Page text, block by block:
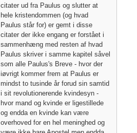
citater ud fra Paulus og slutter at
hele kristendommen (og hvad
Paulus står for) er gemt i disse
citater der ikke engang er forstået i
sammenhæng med resten af hvad
Paulus skriver i samme kapitel såvel
som alle Paulus's Breve - hvor der
iøvrigt kommer frem at Paulus er
mindst to tusinde år forud sin samtid
i sit revolutionerende kvindesyn -
hvor mand og kvinde er ligestillede
og endda en kvinde kan være
overhoved for en hel meninghed og